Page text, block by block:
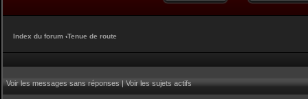
Index du forum ‹Tenue de route
Voir les messages sans réponses|Voir les sujets actifs